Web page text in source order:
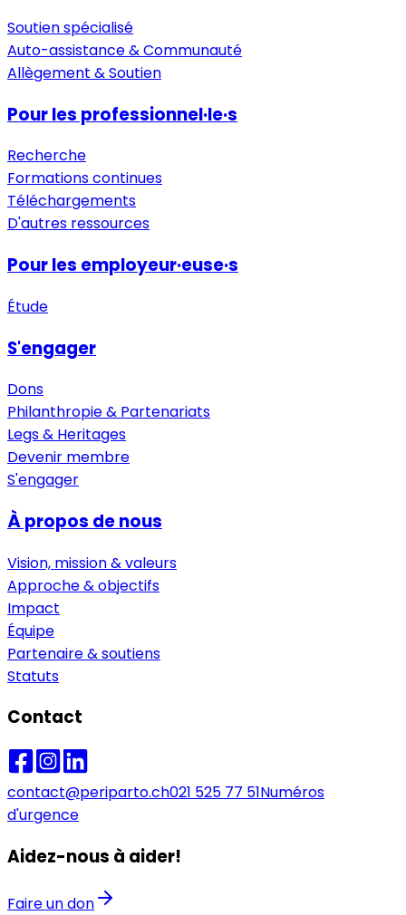
Soutien spécialisé
Auto-assistance & Communauté
Allègement & Soutien
Pour les professionnel·le·s
Recherche
Formations continues
Téléchargements
D'autres ressources
Pour les employeur·euse·s
Étude
S'engager
Dons
Philanthropie & Partenariats
Legs & Heritages
Devenir membre
S'engager
À propos de nous
Vision, mission & valeurs
Approche & objectifs
Impact
Équipe
Partenaire & soutiens
Statuts
Contact
contact@periparto.ch021 525 77 51Numéros
d'urgence
Aidez-nous à aider!
Faire un don